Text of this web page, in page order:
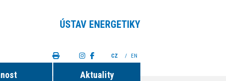
ÚSTAV ENERGETIKY
Aktuality
CZ / EN